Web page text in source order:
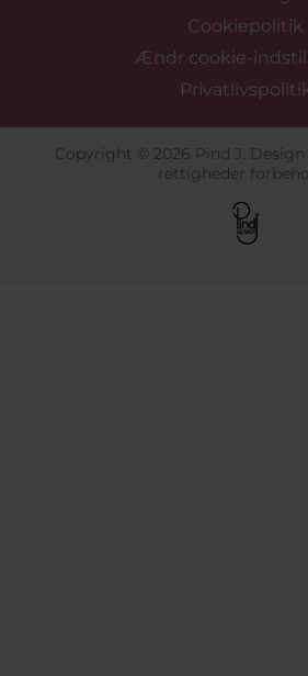
Cookiepolitik
Ændr cookie-
Copyright © 2026 Pind J. Design
rettigheder